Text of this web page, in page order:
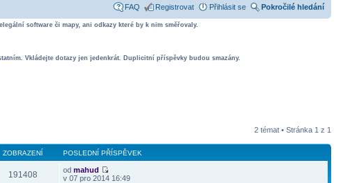
FAQ Registrovat Přihlásit se Pokročilé hledání
software či mapy, ani odkazy které by k nim směřovaly.
Vkládejte dotazy jen jedenkrát. Duplicitní příspěvky budou smazány.
2 témat • Stránka 1 z 1
ZOBRAZENÍ POSLEDNÍ PŘÍSPĚVEK
191408 odmahud
v 07 pro 2014 16:49